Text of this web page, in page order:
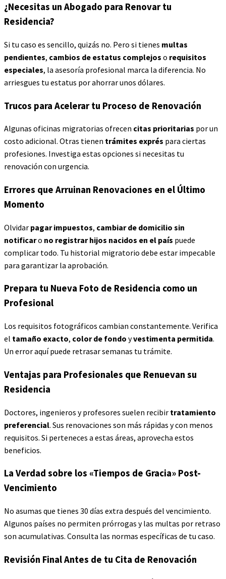
¿Necesitas un Abogado para Renovar tu
Residencia?
Si tu caso es sencillo, quizás no. Pero si tienes multas
pendientes, cambios de estatus complejos o requisitos
especiales, la asesoría profesional marca la diferencia. No
arriesgues tu estatus por ahorrar unos dólares.
Trucos para Acelerar tu Proceso de Renovación
Algunas oficinas migratorias ofrecen citas prioritarias por un
costo adicional. Otras tienen trámites exprés para ciertas
profesiones. Investiga estas opciones si necesitas tu
renovación con urgencia.
Errores que Arruinan Renovaciones en el Último
Momento
Olvidar pagar impuestos, cambiar de domicilio sin
notificaro no registrar hijos nacidos en el país puede
complicar todo. Tu historial migratorio debe estar impecable
para garantizar la aprobación.
Prepara tu Nueva Foto de Residencia como un
Profesional
Los requisitos fotográficos cambian constantemente. Verifica
el tamaño exacto, color de fondo yvestimenta permitida.
Un error aquí puede retrasar semanas tu trámite.
Ventajas para Profesionales que Renuevan su
Residencia
Doctores, ingenieros y profesores suelen recibir tratamiento
preferencial. Sus renovaciones son más rápidas y con menos
requisitos. Si perteneces a estas áreas, aprovecha estos
beneficios.
La Verdad sobre los «Tiempos de Gracia» Post-
Vencimiento
No asumas que tienes 30 días extra después del vencimiento.
Algunos países no permiten prórrogas y las multas por retraso
son acumulativas. Consulta las normas específicas de tu caso.
Revisión Final Antes de tu Cita de Renovación